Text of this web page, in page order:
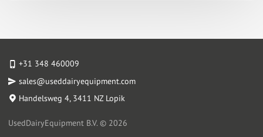
+31 348 460009
sales@useddairyequipment.com
Handelsweg 4, 3411 NZ Lopik
UsedDairyEquipment B.V. © 2026